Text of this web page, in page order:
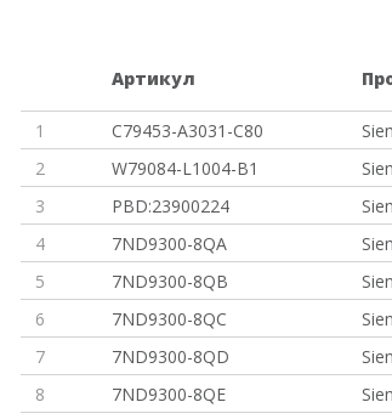
Артикул
1 C79453-A3031-C80
2 W79084-L1004-B1
3 PBD:23900224
4 7ND9300-8QA
5 7ND9300-8QB
6 7ND9300-8QC
7 7ND9300-8QD
8 7ND9300-8QE